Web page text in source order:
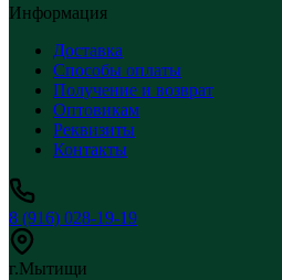
Информация
Доставка
Способы оплаты
Получение и возврат
Оптовикам
Реквизиты
Контакты
8 (916) 028-19-19
г.Мытищи